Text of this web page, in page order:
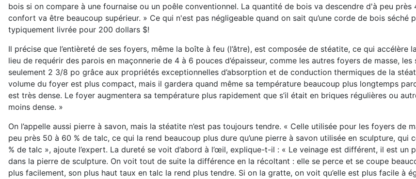
bois si on compare à une fournaise ou un poêle conventionnel. La quantité de bois va descendre d'à peu près
confort va être beaucoup supérieur. » Ce qui n'est pas négligeable quand on sait qu’une corde de bois séché
typiquement livrée pour 200 dollars $!
Il précise que l’entièreté de ses foyers, même la boîte à feu (l’âtre), est composée de stéatite, ce qui accélère
lieu de requérir des parois en maçonnerie de 4 à 6 pouces d’épaisseur, comme les autres foyers de masse, les
seulement 2 3/8 po grâce aux propriétés exceptionnelles d’absorption et de conduction thermiques de la
volume du foyer est plus compact, mais il gardera quand même sa température beaucoup plus longtemps
est très dense. Le foyer augmentera sa température plus rapidement que s’il était en briques régulières ou
moins dense. »
On l’appelle aussi pierre à savon, mais la stéatite n’est pas toujours tendre. « Celle utilisée pour les foyers de
peu près 50 à 60 % de talc, ce qui la rend beaucoup plus dure qu’une pierre à savon utilisée en sculpture, qui
% de talc », ajoute l’expert. La dureté se voit d’abord à l’œil, explique-t-il : « Le veinage est différent, il est un
dans la pierre de sculpture. On voit tout de suite la différence en la récoltant : elle se perce et se coupe
plus facilement, son plus haut taux en talc la rend plus tendre. Si on la gratte, on voit qu’elle est plus facile à